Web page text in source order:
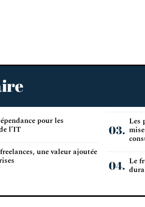
pour les
l’IT
une valeur ajoutée
Les
Le